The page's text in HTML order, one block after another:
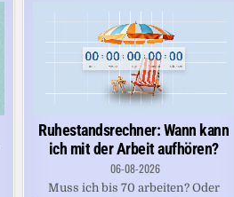
Ruhestandsrechner: Wann kann
ich mit der Arbeit aufhören?
06-08-2026
Muss ich bis 70 arbeiten? Oder